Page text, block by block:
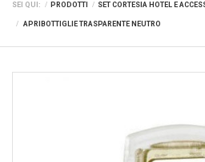
SEI QUI: PRODOTTI SET CORTESIA HOTEL E
APRIBOTTIGLIE TRASPARENTE NEUTRO